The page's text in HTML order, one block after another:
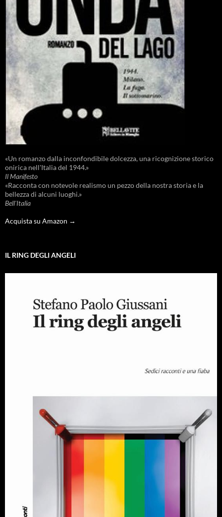
«Un romanzo dalla inconfondibile dolcezza, una ricognizione storico
onirica nell'Italia del 1944.»
Il Manifesto
«Racconta con notevole realismo un pezzo della nostra storia e la
bellezza di alcuni luoghi.»
Bell'Italia
Acquista su Amazon →
IL RING DEGLI ANGELI